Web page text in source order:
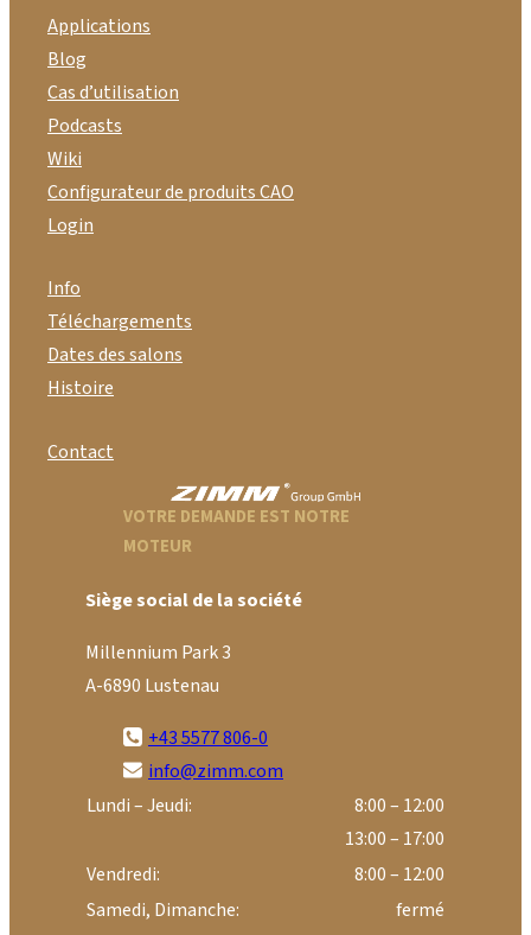
Applications
Blog
Cas d’utilisation
Podcasts
Wiki
Configurateur de produits CAO
Login
Info
Téléchargements
Dates des salons
Histoire
Contact
VOTRE DEMANDE EST NOTRE
MOTEUR
Siège social de la société
Millennium Park 3
A-6890 Lustenau
+43 5577 806-0
info@zimm.com
Lundi – Jeudi:
8:00 – 12:00
13:00 – 17:00
Vendredi:
8:00 – 12:00
Samedi, Dimanche:
fermé